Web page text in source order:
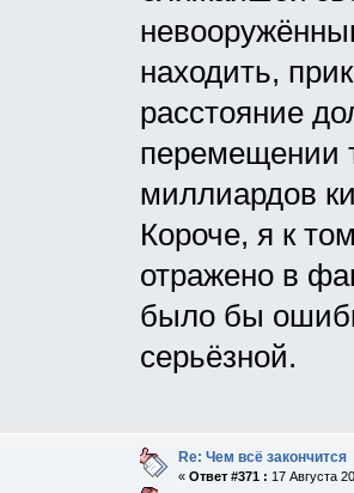
находить,
расстояние
перемещении
миллиардов
Короче, я к
отражено в
было бы
серьёзной.
Re: Чем всё закончится
« Ответ #371 : 17 Августа